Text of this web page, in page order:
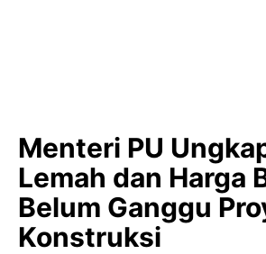
Menteri PU
Lemah dan Harga
Belum Ganggu
Konstruksi